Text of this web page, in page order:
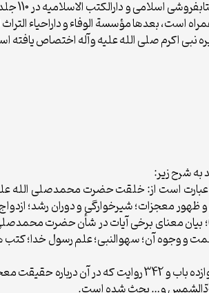
تهران و
است، بعدها مؤسسة الوفاء و داراحياء
ابواب آن عبارت است از: خلقت حضرت محمدصلى
معجزات؛ شيرخوارگى و دوران رشد؛
معناى برخى آيات در شأن حضرت
وجوه آن؛ سهوالنبى؛ علم رسول خدا؛ كتب
بخش دوم ابواب مربوط به معجزات رسول خداصلى الله عليه وآله است و